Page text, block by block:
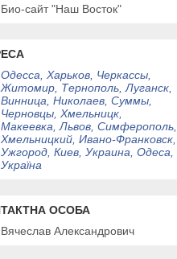
Био-сайт "Наш Восток"
Одесса, Харьков, Черкассы,
Житомир, Тернополь, Луганск,
Винница, Николаев, Суммы,
Черновцы, Хмельницк,
Макеевка, Львов, Симферополь,
Хмельницкий, Ивано-Франковск,
Ужгород, Киев, Украина, Одеса,
Україна
Вячеслав Александрович